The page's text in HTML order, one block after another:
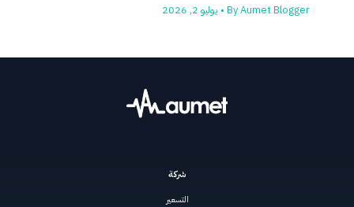
ByAumet Blogger
• يوليو 2, 2026
شركة
التسعير